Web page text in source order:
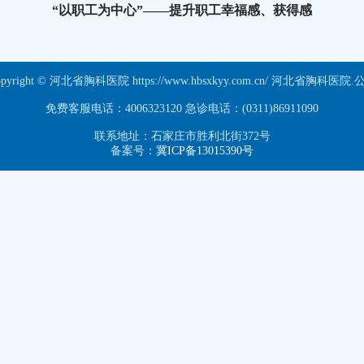
“以职工为中心”——提升职工幸福感、获得感
© 河北省胸科医院 https://www.hbsxkyy.com.cn/ 河北省胸科医院.
免费客服电话：4006323120 急诊电话：(0311)86911090
联系地址：石家庄市胜利北街372号
备案号： 冀ICP备13015390号